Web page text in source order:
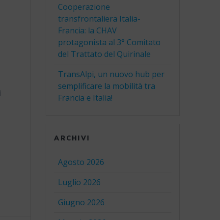
Cooperazione
transfrontaliera Italia-
Francia: la CHAV
protagonista al 3° Comitato
del Trattato del Quirinale
TransAlpi, un nuovo hub per
semplificare la mobilità tra
Francia e Italia!
ARCHIVI
Agosto 2026
Luglio 2026
Giugno 2026